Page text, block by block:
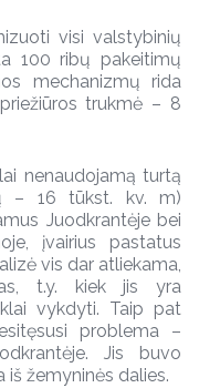
visi valstybinių
100 ribų pakeitimų
mechanizmų rida
trukmė – 8
nenaudojamą turtą
– 16 tūkst. kv. m)
Juodkrantėje bei
įvairius pastatus
vis dar atliekama,
t.y. kiek jis yra
vykdyti. Taip pat
problema –
Jis buvo
iš žemyninės dalies.